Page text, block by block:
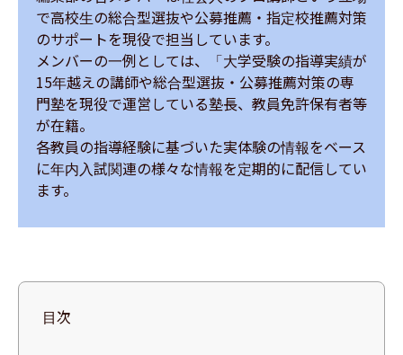
で高校生の総合型選抜や公募推薦・指定校推薦対策
のサポートを現役で担当しています。
メンバーの一例としては、「大学受験の指導実績が
15年越えの講師や総合型選抜・公募推薦対策の専
門塾を現役で運営している塾長、教員免許保有者等
が在籍。
各教員の指導経験に基づいた実体験の情報をベース
に年内入試関連の様々な情報を定期的に配信してい
ます。
目次